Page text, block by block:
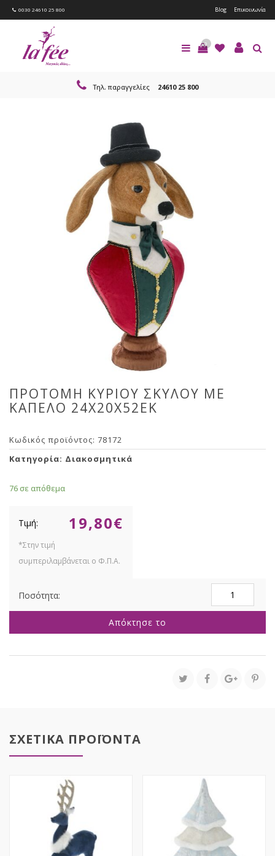
0030 24610 25 800 Blog Επικοινωνία
0
Τηλ. παραγγελίες 24610 25 800
ΠΡΟΤΟΜΗ ΚΥΡΙΟΥ ΣΚΥΛΟΥ ΜΕ
ΚΑΠΕΛΟ 24Χ20Χ52ΕΚ
Κωδικός προϊόντος: 78172
Κατηγορία: Διακοσμητικά
76 σε απόθεμα
19,80€
ΚΥΡΙΟΥ
ΣΚΥΛΟΥ
ΚΑΠΕΛΟ
Απόκτησε το
ΣΧΕΤΙΚΑ ΠΡΟΪΟΝΤΑ